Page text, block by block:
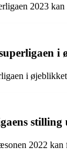
2023
i
i
stilling
2022